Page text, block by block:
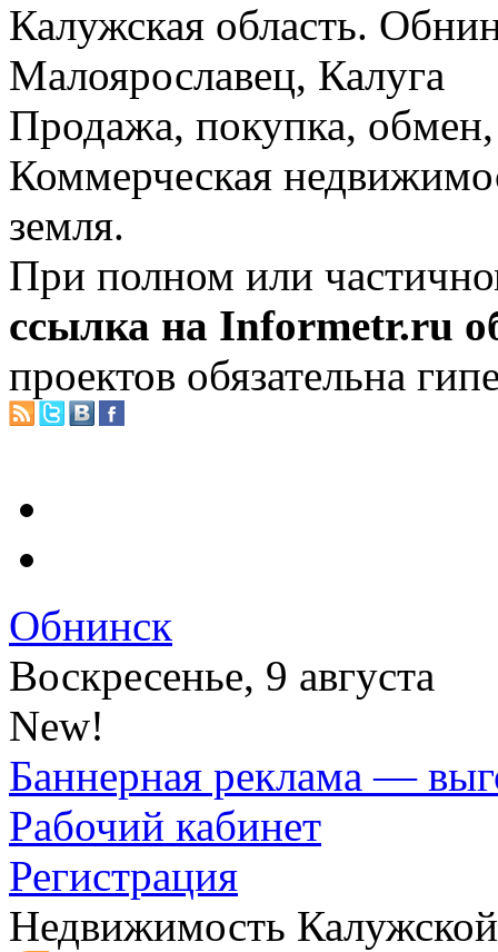
Калужская область.
Малоярославец, Калуга
Продажа, покупка, обмен,
Коммерческая
земля.
При полном или
ссылка на Informetr.ru
проектов обязательна
Обнинск
Воскресенье, 9 августа
New!
Баннерная реклама —
Рабочий кабинет
Регистрация
Недвижимость